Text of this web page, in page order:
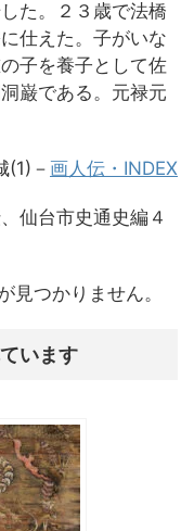
た。２３歳で法橋
仕えた。子がいな
子を養子として佐
巌である。元禄元
(1)－ 画人伝・INDEX
仙台市史通史編４
つかりません。
います